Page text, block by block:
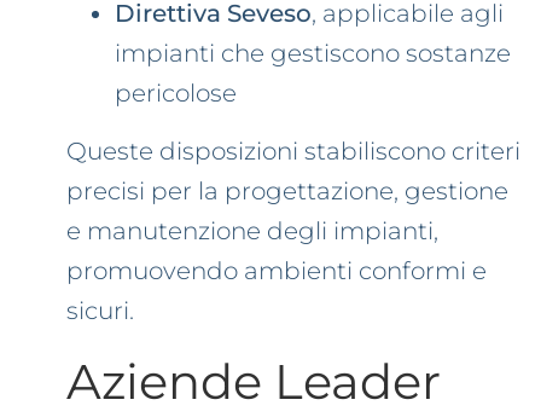
Direttiva Seveso, applicabile agli
impianti che gestiscono sostanze
pericolose
Queste disposizioni stabiliscono criteri
precisi per la progettazione, gestione
e manutenzione degli impianti,
promuovendo ambienti conformi e
sicuri.
Aziende Leader